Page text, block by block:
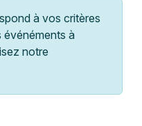
à vos critères
événéments à
notre